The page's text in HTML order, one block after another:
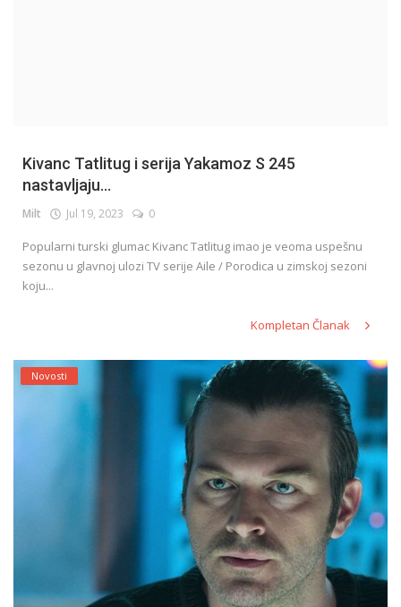
Kivanc Tatlitug i serija Yakamoz S 245
nastavljaju...
Milt Jul 19, 2023 0
Popularni turski glumac Kivanc Tatlitug imao je veoma uspešnu
sezonu u glavnoj ulozi TV serije Aile / Porodica u zimskoj sezoni
koju...
Kompletan Članak
Novosti